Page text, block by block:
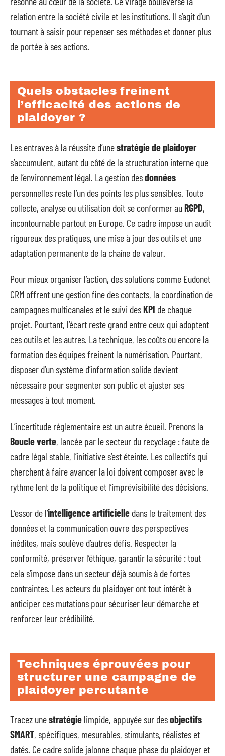
relation entre la société civile et les institutions. Il s’agit d’un
tournant à saisir pour repenser ses méthodes et donner plus
de portée à ses actions.
Quels obstacles freinent
l’efficacité des actions de
plaidoyer ?
Les entraves à la réussite d’unestratégie de plaidoyer
s’accumulent, autant du côté de la structuration interne que
de l’environnement légal. La gestion desdonnées
personnelles reste l’un des points les plus sensibles. Toute
collecte, analyse ou utilisation doit se conformer auRGPD,
incontournable partout en Europe. Ce cadre impose un audit
rigoureux des pratiques, une mise à jour des outils et une
adaptation permanente de la chaîne de valeur.
Pour mieux organiser l’action, des solutions comme Eudonet
CRM offrent une gestion fine des contacts, la coordination de
campagnes multicanales et le suivi desKPI de chaque
projet. Pourtant, l’écart reste grand entre ceux qui adoptent
ces outils et les autres. La technique, les coûts ou encore la
formation des équipes freinent la numérisation. Pourtant,
disposer d’un système d’information solide devient
nécessaire pour segmenter son public et ajuster ses
messages à tout moment.
L’incertitude réglementaire est un autre écueil. Prenons la
Boucle verte, lancée par le secteur du recyclage : faute de
cadre légal stable, l’initiative s’est éteinte. Les collectifs qui
cherchent à faire avancer la loi doivent composer avec le
rythme lent de la politique et l’imprévisibilité des décisions.
L’essor de l’intelligence artificielle dans le traitement des
données et la communication ouvre des perspectives
inédites, mais soulève d’autres défis. Respecter la
conformité, préserver l’éthique, garantir la sécurité : tout
cela s’impose dans un secteur déjà soumis à de fortes
contraintes. Les acteurs du plaidoyer ont tout intérêt à
anticiper ces mutations pour sécuriser leur démarche et
renforcer leur crédibilité.
Techniques éprouvées pour
structurer une campagne de
plaidoyer percutante
Tracez unestratégie limpide, appuyée sur desobjectifs
SMART, spécifiques, mesurables, stimulants, réalistes et
datés. Ce cadre solide jalonne chaque phase du plaidoyer et